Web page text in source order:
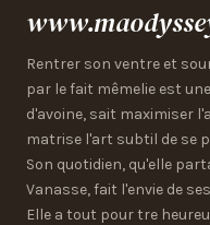
Rentrer son ventre et
par le fait mêmelie est
d'avoine, sait maximiser
matrise l'art subtil de se
Son quotidien, qu'elle
Vanasse, fait l'envie de
Elle a tout pour tre